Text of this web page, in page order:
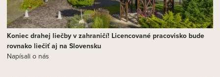
Koniec drahej liečby v zahraničí! Licencované pracovisko bude
rovnako liečiť aj na Slovensku
Napísali o nás